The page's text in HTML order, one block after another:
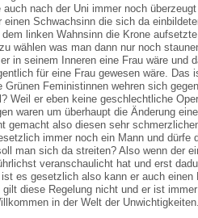
nach der Uni immer noch
Schwachsinn die sich da
linken Wahnsinn die Krone
wählen was man dann nur noch
in seinem Inneren eine Frau wäre und
für eine Frau gewesen wäre.
Feministinnen wehren sich
Weil er eben keine geschlechtliche
waren um überhaupt die Änderung
gemacht also diesen sehr
immer noch ein Mann und dürfe
man sich da streiten? Also wenn der
veranschaulicht hat und erst
es gesetzlich also kann er auch
diese Regelung nicht und er ist
in der Welt der Unwichtigkeiten.